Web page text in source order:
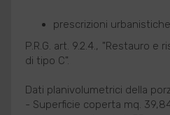
prescrizioni
P.R.G. art. 9.2.4., "Restauro
di tipo C".
Dati planivolumetrici della
- Superficie coperta mq.